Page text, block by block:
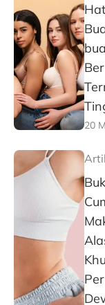
20